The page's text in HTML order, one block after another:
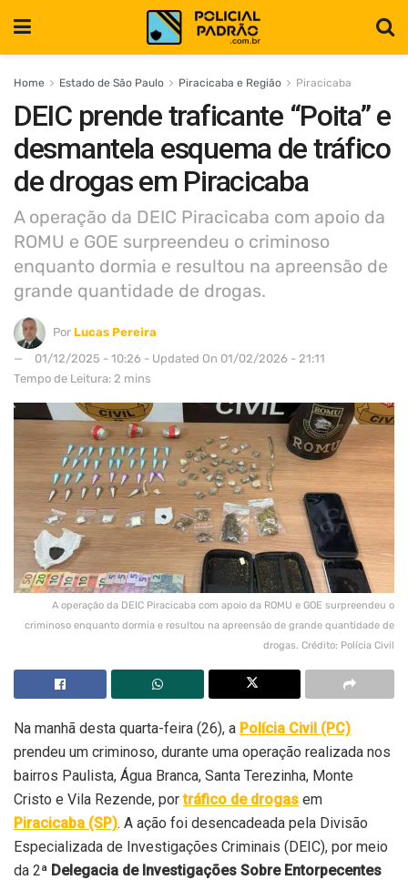
Home Estado de São Paulo Piracicaba e Região Piracicaba
DEIC prende traficante “Poita” e
desmantela esquema de tráfico
de drogas em Piracicaba
A operação da DEIC Piracicaba com apoio da
ROMU e GOE surpreendeu o criminoso
enquanto dormia e resultou na apreensão de
grande quantidade de drogas.
Por Lucas Pereira
01/12/2025 - 10:26 - Updated On 01/02/2026 - 21:11
Tempo de Leitura: 2 mins
A operação da DEIC Piracicaba com apoio da ROMU e GOE surpreendeu o
criminoso enquanto dormia e resultou na apreensão de grande quantidade de
drogas. Crédito: Polícia Civil
Na manhã desta quarta-feira (26), a Polícia Civil (PC)
prendeu um criminoso, durante uma operação realizada nos
bairros Paulista, Água Branca, Santa Terezinha, Monte
Cristo e Vila Rezende, portráfico de drogas em
Piracicaba (SP). A ação foi desencadeada pela Divisão
Especializada de Investigações Criminais (DEIC), por meio
da 2ª Delegacia de Investigações Sobre Entorpecentes